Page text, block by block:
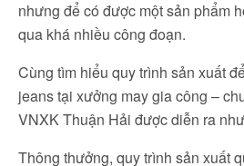
nhưng để có được một sản phẩm
qua khá nhiều công đoạn.
Cùng tìm hiểu quy trình sản xuất
jeans tại xưởng may gia công –
VNXK Thuận Hải được diễn ra
Thông thưởng, quy trình sản xuất